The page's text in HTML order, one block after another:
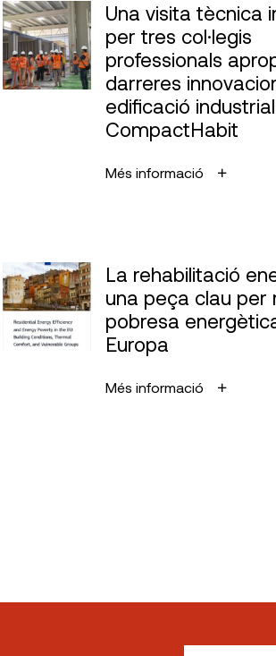
Una visita tècnica
per tres col·legis
professionals
darreres
edificació
CompactHabit
Més informació
La rehabilitació
una peça clau per
pobresa
Europa
Més informació